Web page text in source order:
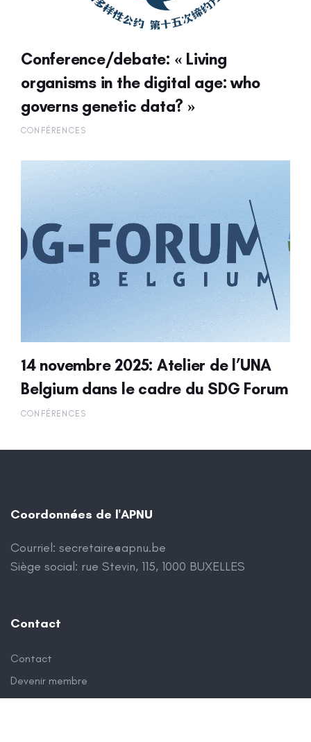
Conference/debate: « Living
organisms in the digital age: who
governs genetic data? »
CONFÉRENCES
14 novembre 2025: Atelier de l’UNA
Belgium dans le cadre du SDG Forum
CONFÉRENCES
Coordonnées de l'APNU
Courriel: secretaire@apnu.be
Siège social: rue Stevin, 115, 1000 BUXELLES
Contact
Contact
Devenir membre